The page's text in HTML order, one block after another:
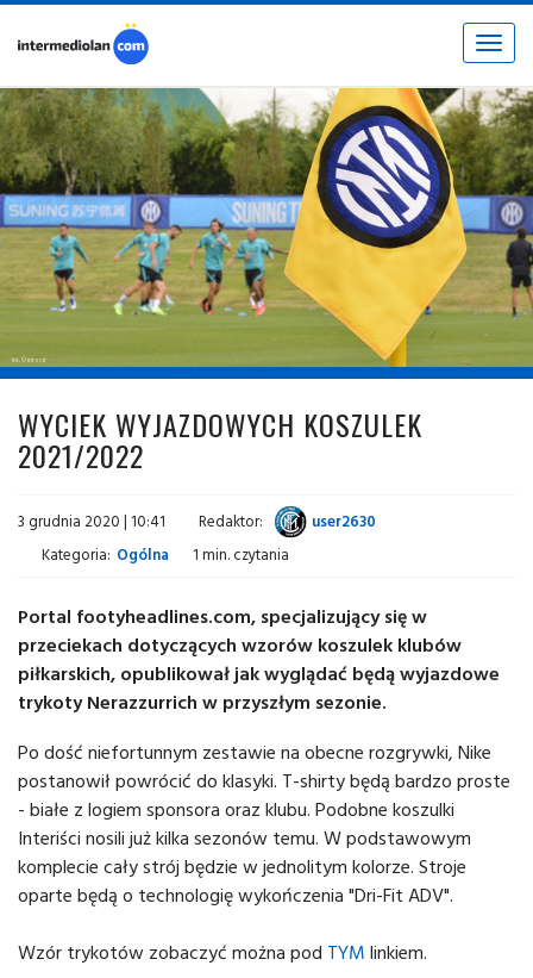
Toggle
fot. © inter.it
WYCIEK WYJAZDOWYCH KOSZULEK
2021/2022
3 grudnia 2020 | 10:41 Redaktor:
user2630
Kategoria: Ogólna 1 min. czytania
Portal footyheadlines.com, specjalizujący się w
przeciekach dotyczących wzorów koszulek klubów
piłkarskich, opublikował jak wyglądać będą wyjazdowe
trykoty Nerazzurrich w przyszłym sezonie.
Po dość niefortunnym zestawie na obecne rozgrywki, Nike
postanowił powrócić do klasyki. T-shirty będą bardzo proste
- białe z logiem sponsora oraz klubu. Podobne koszulki
Interiści nosili już kilka sezonów temu. W podstawowym
komplecie cały strój będzie w jednolitym kolorze. Stroje
oparte będą o technologię wykończenia "Dri-Fit ADV".
Wzór trykotów zobaczyć można pod TYM linkiem.